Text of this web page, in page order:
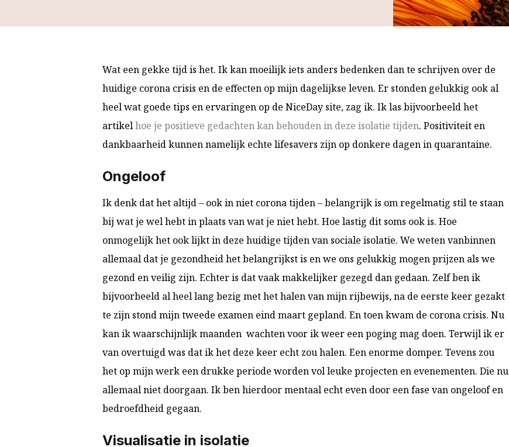
Wat een gekke tijd is het. Ik kan moeilijk iets anders bedenken dan te schrijven over de
huidige corona crisis en de effecten op mijn dagelijkse leven. Er stonden gelukkig ook al
heel wat goede tips en ervaringen op de NiceDay site, zag ik. Ik las bijvoorbeeld het
artikelhoe je positieve gedachten kan behouden in deze isolatie tijden. Positiviteit en
dankbaarheid kunnen namelijk echte lifesavers zijn op donkere dagen in quarantaine.
Ongeloof
Ik denk dat het altijd – ook in niet corona tijden – belangrijk is om regelmatig stil te staan
bij wat je wel hebt in plaats van wat je niet hebt. Hoe lastig dit soms ook is. Hoe
onmogelijk het ook lijkt in deze huidige tijden van sociale isolatie. We weten vanbinnen
allemaal dat je gezondheid het belangrijkst is en we ons gelukkig mogen prijzen als we
gezond en veilig zijn. Echter is dat vaak makkelijker gezegd dan gedaan. Zelf ben ik
bijvoorbeeld al heel lang bezig met het halen van mijn rijbewijs, na de eerste keer gezakt
te zijn stond mijn tweede examen eind maart gepland. En toen kwam de corona crisis. Nu
kan ik waarschijnlijk maanden wachten voor ik weer een poging mag doen. Terwijl ik er
van overtuigd was dat ik het deze keer echt zou halen. Een enorme domper. Tevens zou
het op mijn werk een drukke periode worden vol leuke projecten en evenementen. Die nu
allemaal niet doorgaan. Ik ben hierdoor mentaal echt even door een fase van ongeloof en
bedroefdheid gegaan.
Visualisatie in isolatie